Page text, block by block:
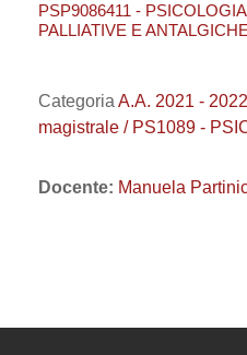
PSP9086411 -
PALLIATIVE E
Categoria A.A. 2021 -
magistrale / PS1089 -
Docente: Manuela